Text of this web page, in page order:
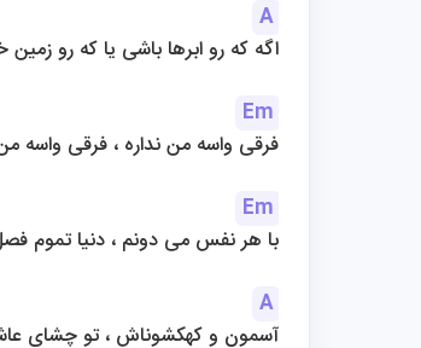
A
اگه که رو ابرها باشی یا که رو زمین
Em
فرقی واسه من نداره ، فرقی واسه
Em
با هر نفس می دونم ، دنیا تموم
A
آسمون و کهکشوناش ، تو چشای